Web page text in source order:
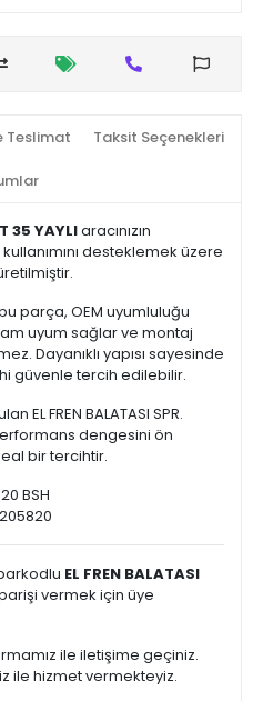
Teslimat Taksit Seçenekleri
35 YAYLIaracınızın
desteklemek üzere
parça, OEM uyumluluğu
uyum sağlar ve montaj
Dayanıklı yapısı sayesinde
güvenle tercih edilebilir.
EL FREN BALATASI SPR.
dengesini ön
bir tercihtir.
BSH
EL FREN BALATASI
vermek için üye
ile iletişime geçiniz.
ile hizmet vermekteyiz.